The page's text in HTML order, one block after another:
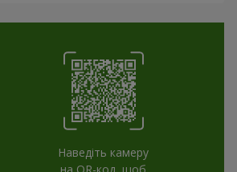
Наведіть камеру